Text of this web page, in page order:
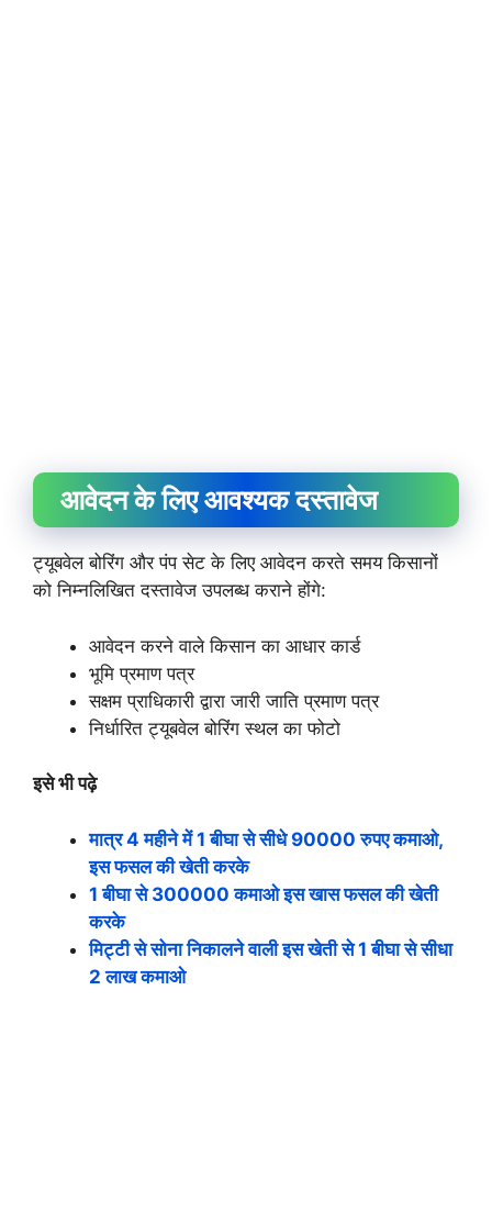
आवेदन के लिए आवश्यक दस्तावेज
ट्यूबवेल बोरिंग और पंप सेट के लिए आवेदन करते समय किसानों
को निम्नलिखित दस्तावेज उपलब्ध कराने होंगे:
आवेदन करने वाले किसान का आधार कार्ड
भूमि प्रमाण पत्र
सक्षम प्राधिकारी द्वारा जारी जाति प्रमाण पत्र
निर्धारित ट्यूबवेल बोरिंग स्थल का फोटो
इसे भी पढ़े
मात्र 4 महीने में 1 बीघा से सीधे 90000 रुपए कमाओ,
इस फसल की खेती करके
1 बीघा से 300000 कमाओ इस खास फसल की खेती
करके
मिट्टी से सोना निकालने वाली इस खेती से 1 बीघा से सीधा
2 लाख कमाओ